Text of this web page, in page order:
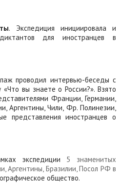
. Экспедиция инициировала и
для иностранцев в
проводил интервью-беседы с
вы знаете о России?». Взято
Франции, Германии,
Аргентины, Чили, Фр. Полинезии,
представления иностранцев о
экспедиции 5 знаменитых
Аргентины, Бразилии, Посол РФ в
общество.